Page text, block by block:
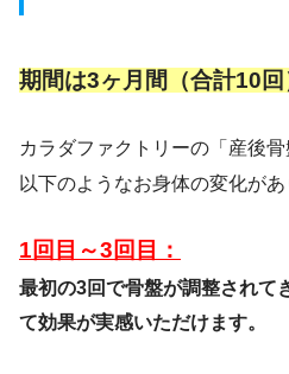
期間は3ヶ月間（合計10回
カラダファクトリーの「産後
以下のようなお身体の変化があ
1回目～3回目：
最初の3回で骨盤が調整されて
て効果が実感いただけます。